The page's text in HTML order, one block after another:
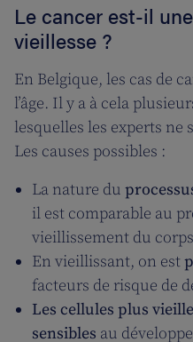
Le cancer est-il
vieillesse ?
En Belgique, les cas de
l’âge. Il y a à cela
lesquelles les experts ne
Les causes possibles :
La nature du
il est comparable au
vieillissement du
En vieillissant, on est
facteurs de risque de
Les cellules plus
sensibles au